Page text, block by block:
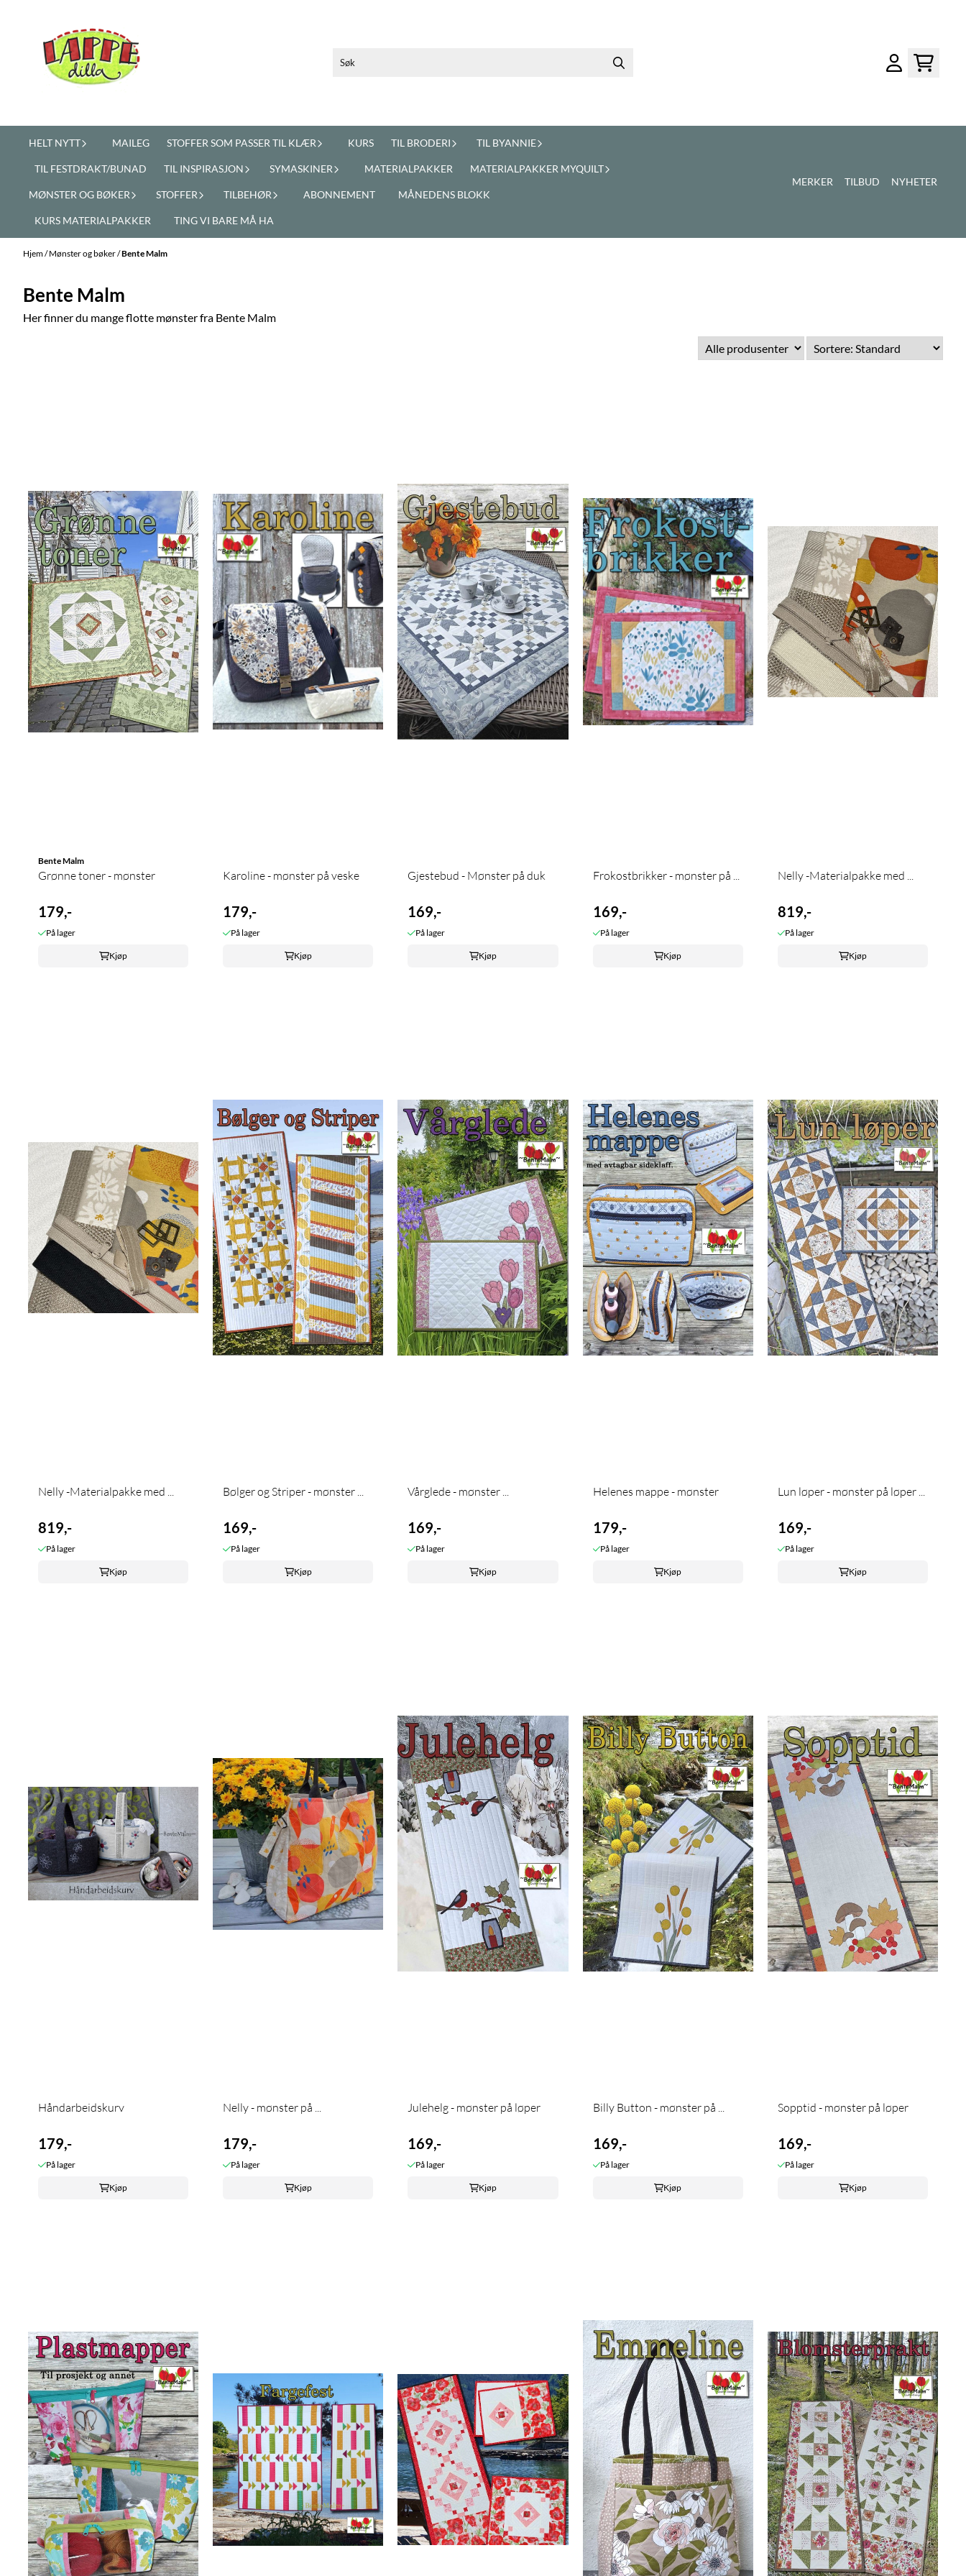
HELT NYTT MAILEG STOFFER SOM PASSER TIL KLÆR KURS TIL BRODERI TIL BYANNIE
TIL FESTDRAKT/BUNAD TIL INSPIRASJON SYMASKINER MATERIALPAKKER MATERIALPAKKER MYQUILT
MØNSTER OG BØKER STOFFER TILBEHØR ABONNEMENT MÅNEDENS BLOKK
KURS MATERIALPAKKER TING VI BARE MÅ HA
MERKER TILBUD NYHETER
Hjem/Mønster og bøker/Bente Malm
Bente Malm
Her finner du mange flotte mønster fra Bente Malm
Bente Malm
Grønne toner - mønster
179,-
På lager
Kjøp
Karoline - mønster på veske
179,-
På lager
Kjøp
Gjestebud - Mønster på duk
169,-
På lager
Kjøp
Frokostbrikker - mønster på ...
169,-
På lager
Kjøp
Nelly -Materialpakke med ...
819,-
På lager
Kjøp
Nelly -Materialpakke med ...
819,-
På lager
Kjøp
Bølger og Striper - mønster ...
169,-
På lager
Kjøp
Vårglede - mønster ...
169,-
På lager
Kjøp
Helenes mappe - mønster
179,-
På lager
Kjøp
Lun løper - mønster på løper ...
169,-
På lager
Kjøp
Håndarbeidskurv
179,-
På lager
Kjøp
Nelly - mønster på ...
179,-
På lager
Kjøp
Julehelg - mønster på løper
169,-
På lager
Kjøp
Billy Button - mønster på ...
169,-
På lager
Kjøp
Sopptid - mønster på løper
169,-
På lager
Kjøp